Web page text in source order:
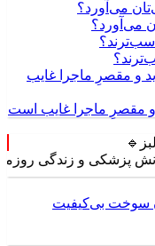
می‌آورد؟
و مقصرِ ماجرا غایب است
و زندگی روزمره ⚕️
سوخت بی‌کیفیت